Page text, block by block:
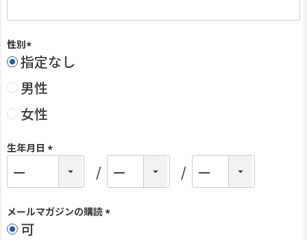
性別
(
須
)
指定なし
男性
女性
生年月日
)
メールマガジンの購読
可